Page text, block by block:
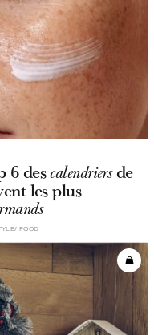
6 descalendriersde
les plus
FOOD